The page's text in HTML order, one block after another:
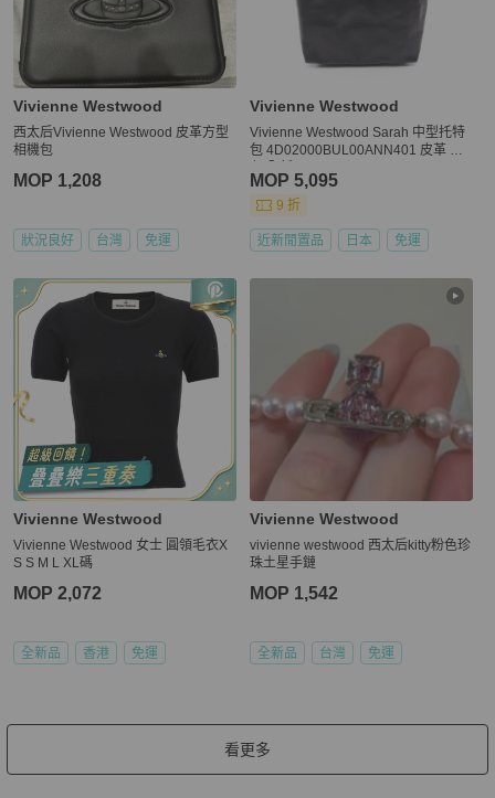
Vivienne Westwood
西太后Vivienne Westwood 皮革方型
相機包
MOP 1,208
狀況良好 台灣 免運
Vivienne Westwood
Vivienne Westwood Sarah 中型托特
包 4D02000BUL00ANN401 皮革 黑
MOP 5,095
9 折
近新閒置品 日本 免運
Vivienne Westwood
Vivienne Westwood 女士 圓領毛衣X
S S M L XL碼
MOP 2,072
全新品 香港 免運
Vivienne Westwood
vivienne westwood 西太后kitty粉色珍
珠土星手鏈
MOP 1,542
全新品 台灣 免運
看更多